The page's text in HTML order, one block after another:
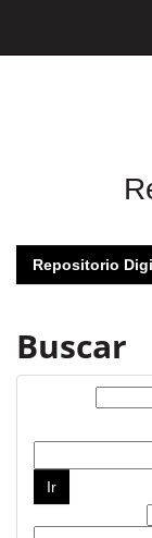
Repositorio
Buscar